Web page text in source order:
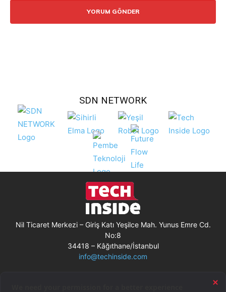
SDN NETWORK
Nil Ticaret Merkezi – Giriş Katı Yeşilce Mah. Yunus Emre Cd.
No:8
34418 – Kâğıthane/İstanbul
info@techinside.com